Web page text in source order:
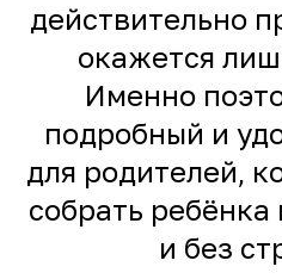
действительно
окажется
Именно
подробный и
для родителей,
собрать ребёнка
и без